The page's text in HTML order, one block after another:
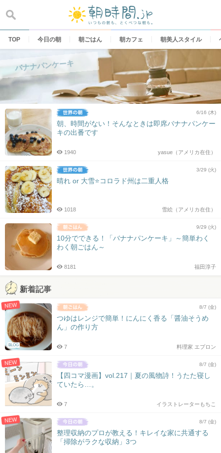
content
TOP 今日の朝 朝ごはん 朝カフェ 朝美人スタイル
バナナパンケーキ
6/16 (木)
朝、時間がない！そんなときは即席バナナパンケー
キの出番です
yasue（アメリカ在住）
1940
3/29 (火)
晴れ or 大雪⭐️コロラド州は二重人格
雪絵（アメリカ在住）
1018
9/29 (火)
10分でできる！「バナナパンケーキ」～簡単わく
わく朝ごはん～
福田淳子
8181
新着記事
NEW
BLOG
8/7 (金)
つゆはレンジで簡単！にんにく香る「醤油そうめ
ん」の作り方
料理家 エプロン
7
NEW 8/7 (金)
【四コマ漫画】vol.217｜夏の風物詩！うたた寝し
ていたら…。
イラストレーターもちこ
7
NEW 8/7 (金)
整理収納のプロが教える！キレイな家に共通する
「掃除がラクな収納」3つ